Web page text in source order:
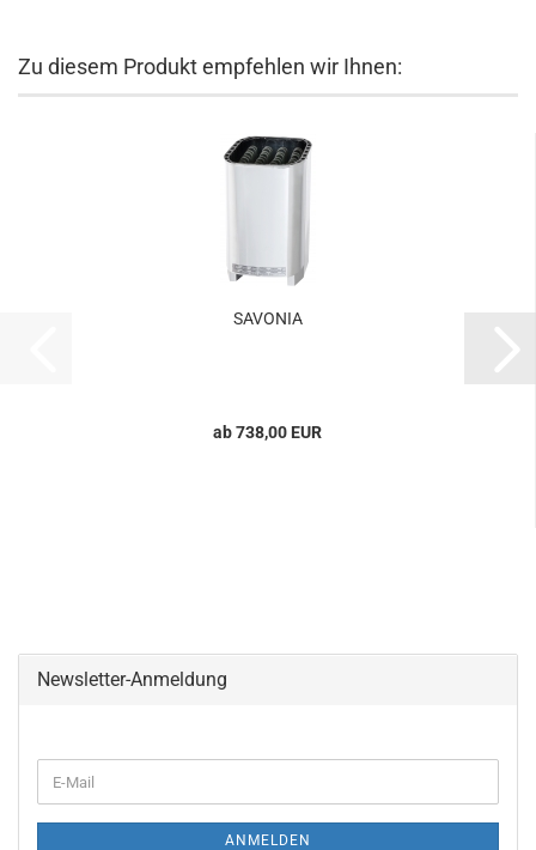
Zu diesem Produkt empfehlen wir Ihnen:
SAVONIA
ab 738,00 EUR
Newsletter-Anmeldung
ZUR
E-
Mail
ANMELDEN